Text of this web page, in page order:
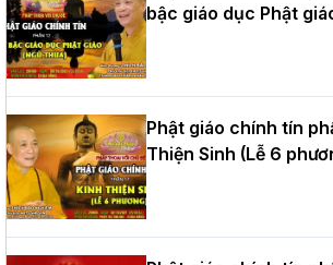
Học yêu thương trong ngày tu tập thứ
tư của Khóa sinh hoạt Phật pháp mùa
hè tại chùa Bằng
HT.Thích Thọ Lạc được suy cử làm tân
Trưởng BTS GHPGVN tỉnh Nghệ An
bậc giáo dục Phật
Phật giáo chính tín
Thiện Sinh (Lễ 6